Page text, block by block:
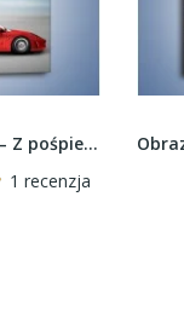
Obraz na płótnie – Z pośpiechu zgubił tył –...
1 recenzja